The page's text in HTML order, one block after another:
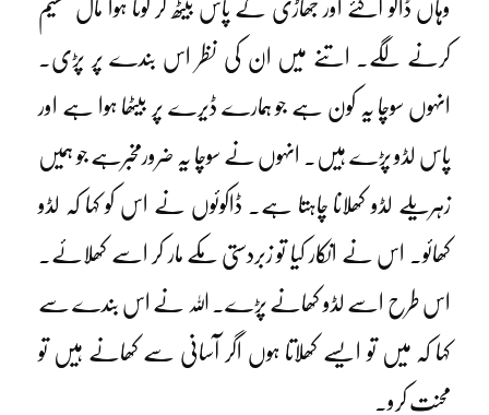
وہاں ڈاکو آگئے اور جھاڑی کے پاس بیٹھ کر لوٹا ہوا مال تقسیم
کرنے لگے۔ اتنے میں ان کی نظر اس بندے پر پڑی۔
انہوں سوچا یہ کون ہے جو ہمارے ڈیرے پر بیٹھا ہوا ہے اور
پاس لڈو پڑے ہیں۔ انہوں نے سوچا یہ ضرورمخبرہے جو ہمیں
زہریلے لڈو کھلانا چاہتا ہے۔ ڈاکوئوں نے اس کو کہا کہ لڈو
کھائو۔ اس نے انکار کیا تو زبردستی مکے مار کر اسے کھلائے۔
اس طرح اسے لڈو کھانے پڑے۔ اللہ نے اس بندے سے
کہا کہ میں تو ایسے کھلاتا ہوں اگر آسانی سے کھانے ہیں تو
محنت کرو۔